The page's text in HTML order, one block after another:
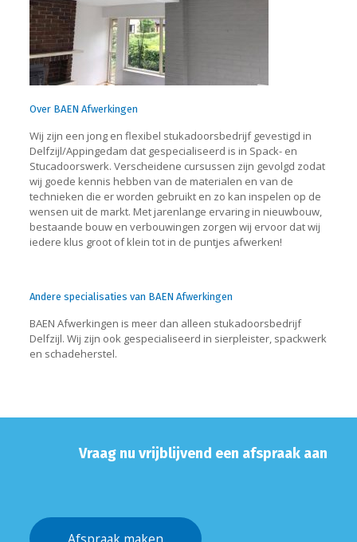
Over BAEN Afwerkingen
Wij zijn een jong en flexibel stukadoorsbedrijf gevestigd in
Delfzijl/Appingedam dat gespecialiseerd is in Spack- en
Stucadoorswerk. Verscheidene cursussen zijn gevolgd zodat
wij goede kennis hebben van de materialen en van de
technieken die er worden gebruikt en zo kan inspelen op de
wensen uit de markt. Met jarenlange ervaring in nieuwbouw,
bestaande bouw en verbouwingen zorgen wij ervoor dat wij
iedere klus groot of klein tot in de puntjes afwerken!
Andere specialisaties van BAEN Afwerkingen
BAEN Afwerkingen is meer dan alleen stukadoorsbedrijf
Delfzijl. Wij zijn ook gespecialiseerd in sierpleister, spackwerk
en schadeherstel.
Vraag nu vrijblijvend een afspraak aan